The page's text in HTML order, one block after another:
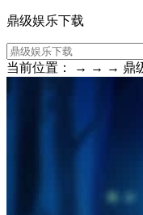
鼎级娱乐下载
当前位置： → → → 鼎级